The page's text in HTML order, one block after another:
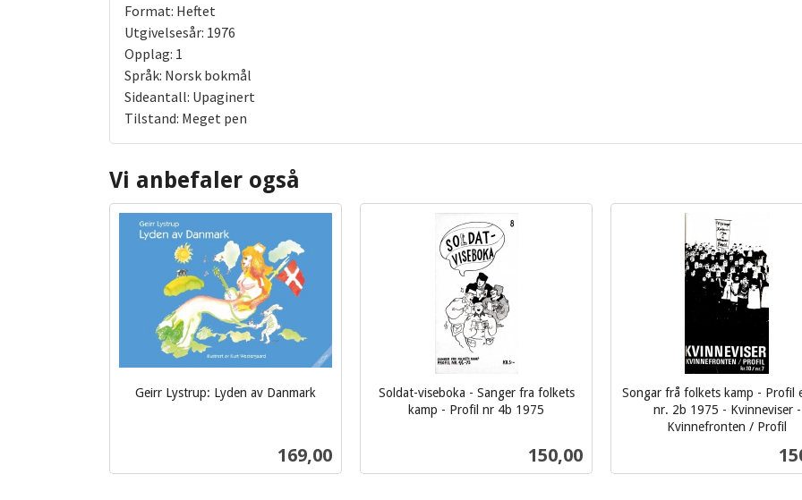
Format: Heftet
Utgivelsesår: 1976
Opplag: 1
Språk: Norsk bokmål
Sideantall: Upaginert
Tilstand: Meget pen
Vi anbefaler også
Geirr Lystrup: Lyden av Danmark
Pris
169,00
Soldat-viseboka - Sanger fra folkets
kamp - Profil nr 4b 1975
Pris
150,00
Songar frå folkets kamp - Profil
nr. 2b 1975 - Kvinneviser -
Kvinnefronten / Profil